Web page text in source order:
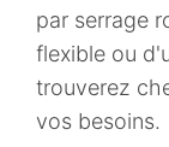
par serrage
flexible ou
trouverez
vos besoins.